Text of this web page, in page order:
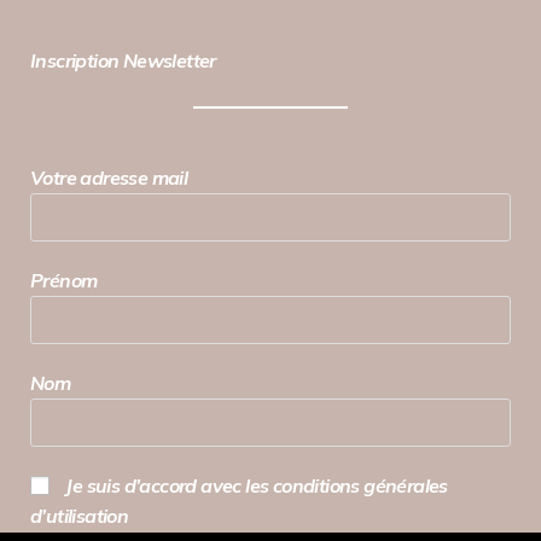
Inscription Newsletter
Votre adresse mail
Prénom
Nom
Je suis d’accord avec les conditions générales
d’utilisation